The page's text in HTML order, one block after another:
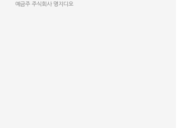
예금주 주식회사 명지디오